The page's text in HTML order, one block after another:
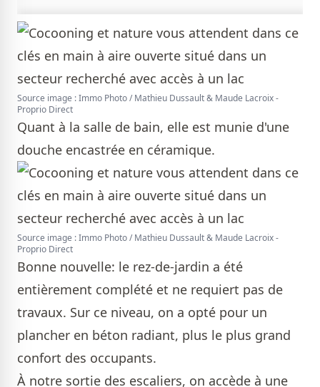
Source image : Immo Photo / Mathieu Dussault & Maude Lacroix -
Proprio Direct
Quant à la salle de bain, elle est munie d'une
douche encastrée en céramique.
Source image : Immo Photo / Mathieu Dussault & Maude Lacroix -
Proprio Direct
Bonne nouvelle: le rez-de-jardin a été
entièrement complété et ne requiert pas de
travaux. Sur ce niveau, on a opté pour un
plancher en béton radiant, plus le plus grand
confort des occupants.
À notre sortie des escaliers, on accède à une